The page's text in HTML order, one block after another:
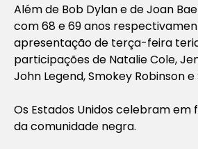
Além de Bob Dylan e de Joan
com 68 e 69 anos
apresentação de terça-feira
participações de Natalie Cole,
John Legend, Smokey Robinson e
Os Estados Unidos celebram em
da comunidade negra.